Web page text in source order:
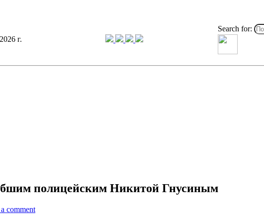
г.
Search for:
полицейским Никитой Гнусиным
comment